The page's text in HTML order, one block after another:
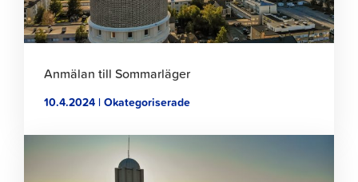
Anmälan till Sommarläger
10.4.2024 | Okategoriserade